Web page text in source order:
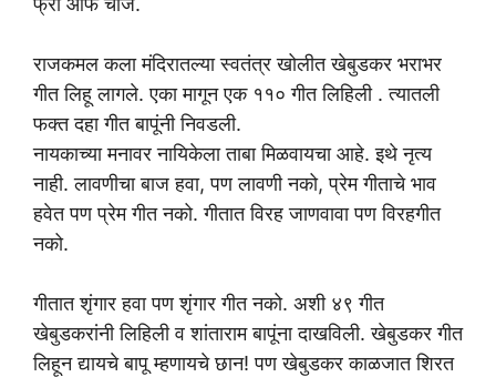
राजकमल कला मंदिरातल्या स्वतंत्र खोलीत खेबुडकर भराभर
गीत लिहू लागले. एका मागून एक ११० गीत लिहिली . त्यातली
फक्त दहा गीत बापूंनी निवडली.
नायकाच्या मनावर नायिकेला ताबा मिळवायचा आहे. इथे नृत्य
नाही. लावणीचा बाज हवा, पण लावणी नको, प्रेम गीताचे भाव
हवेत पण प्रेम गीत नको. गीतात विरह जाणवावा पण विरहगीत
नको.
गीतात शृंगार हवा पण शृंगार गीत नको. अशी ४९ गीत
खेबुडकरांनी लिहिली व शांताराम बापूंना दाखविली. खेबुडकर गीत
लिहून द्यायचे बापू म्हणायचे छान! पण खेबुडकर काळजात शिरत